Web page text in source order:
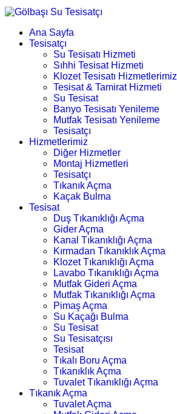
Ana Sayfa
Tesisatçı
Su Tesisatı Hizmeti
Sıhhi Tesisat Hizmeti
Klozet Tesisatı Hizmetlerimiz
Tesisat & Tamirat Hizmeti
Su Tesisat
Banyo Tesisatı Yenileme
Mutfak Tesisatı Yenileme
Tesisatçı
Hizmetlerimiz
Diğer Hizmetler
Montaj Hizmetleri
Tesisatçı
Tıkanık Açma
Kaçak Bulma
Tesisat
Duş Tıkanıklığı Açma
Gider Açma
Kanal Tıkanıklığı Açma
Kırmadan Tıkanıklık Açma
Klozet Tıkanıklığı Açma
Lavabo Tıkanıklığı Açma
Mutfak Gideri Açma
Mutfak Tıkanıklığı Açma
Pimaş Açma
Su Kaçağı Bulma
Su Tesisat
Su Tesisatçısı
Tesisat
Tıkalı Boru Açma
Tıkanıklık Açma
Tuvalet Tıkanıklığı Açma
Tıkanık Açma
Tuvalet Açma